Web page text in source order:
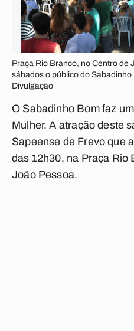
Praça Rio Branco, no Centro de
sábados o público do
Divulgação
O Sabadinho Bom faz
Mulher. A atração deste
Sapeense de Frevo que
das 12h30, na Praça Rio
João Pessoa.